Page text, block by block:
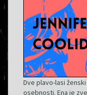
Dve plavo-lasi
osebnosti. Ena je